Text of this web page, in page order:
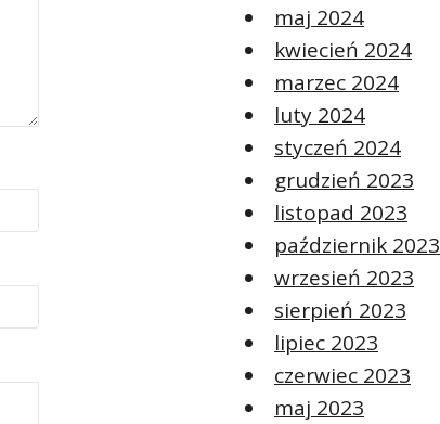
maj 2024
kwiecień 2024
marzec 2024
luty 2024
styczeń 2024
grudzień 2023
listopad 2023
październik 2023
wrzesień 2023
sierpień 2023
lipiec 2023
czerwiec 2023
maj 2023